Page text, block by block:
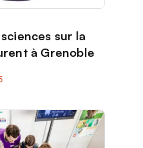
sur la
à Grenoble